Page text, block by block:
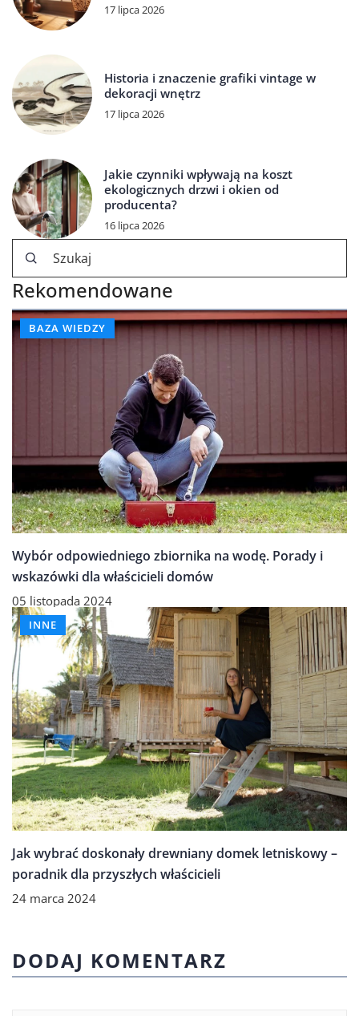
17 lipca 2026
Historia i znaczenie grafiki vintage w
dekoracji wnętrz
17 lipca 2026
Jakie czynniki wpływają na koszt
ekologicznych drzwi i okien od
producenta?
16 lipca 2026
Rekomendowane
BAZA WIEDZY
Wybór odpowiedniego zbiornika na wodę. Porady i
wskazówki dla właścicieli domów
05 listopada 2024
INNE
Jak wybrać doskonały drewniany domek letniskowy –
poradnik dla przyszłych właścicieli
24 marca 2024
DODAJ KOMENTARZ